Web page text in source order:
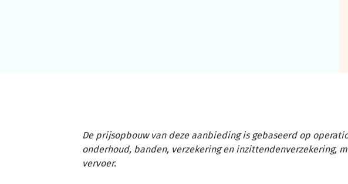
De prijsopbouw van deze aanbieding is gebaseerd op
onderhoud, banden, verzekering en inzittendenverzekering,
vervoer.